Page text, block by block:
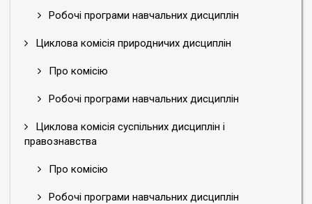
Робочі програми навчальних дисциплін
Циклова комісія природничих дисциплін
Про комісію
Робочі програми навчальних дисциплін
Циклова комісія суспільних дисциплін і
правознавства
Про комісію
Робочі програми навчальних дисциплін